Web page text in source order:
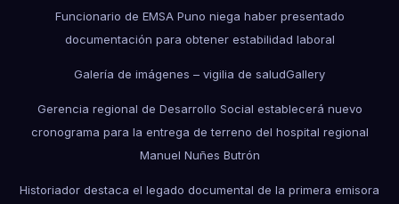
Funcionario de EMSA Puno niega haber presentado
documentación para obtener estabilidad laboral
Galería de imágenes – vigilia de saludGallery
Gerencia regional de Desarrollo Social establecerá nuevo
cronograma para la entrega de terreno del hospital regional
Manuel Nuñes Butrón
Historiador destaca el legado documental de la primera emisora